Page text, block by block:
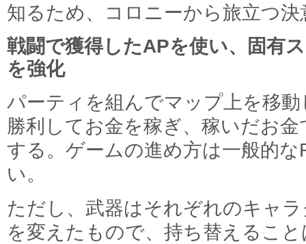
知るため、コロニーから旅立つ
戦闘で獲得したAPを使い、固有
を強化
パーティを組んでマップ上を移
勝利してお金を稼ぎ、稼いだお
する。ゲームの進め方は一般的
い。
ただし、武器はそれぞれのキャ
を変えたもので、持ち替えるこ